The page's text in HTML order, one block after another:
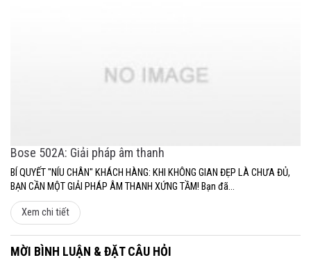
Bose 502A: Giải pháp âm thanh
BÍ QUYẾT "NÍU CHÂN" KHÁCH HÀNG: KHI KHÔNG GIAN ĐẸP LÀ CHƯA ĐỦ,
BẠN CẦN MỘT GIẢI PHÁP ÂM THANH XỨNG TẦM! Bạn đã...
Xem chi tiết
MỜI BÌNH LUẬN & ĐẶT CÂU HỎI